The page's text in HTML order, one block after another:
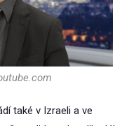
také v Izraeli a ve